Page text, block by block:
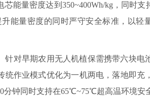
能量密度达到350~400Wh/kg，同时支
能量密度的同时严守安全标准，以轻
对早期农用无人机植保需携带六块电
作业模式优化为一机两电，落地即充
分钟同时支持在65℃~75℃超高温环境安